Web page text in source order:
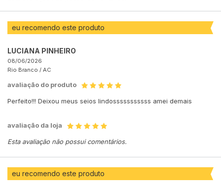
eu recomendo este produto
LUCIANA PINHEIRO
08/06/2026
Rio Branco / AC
avaliação do produto
Perfeito!!! Deixou meus seios lindosssssssssss amei demais
avaliação da loja
Esta avaliação não possui comentários.
eu recomendo este produto